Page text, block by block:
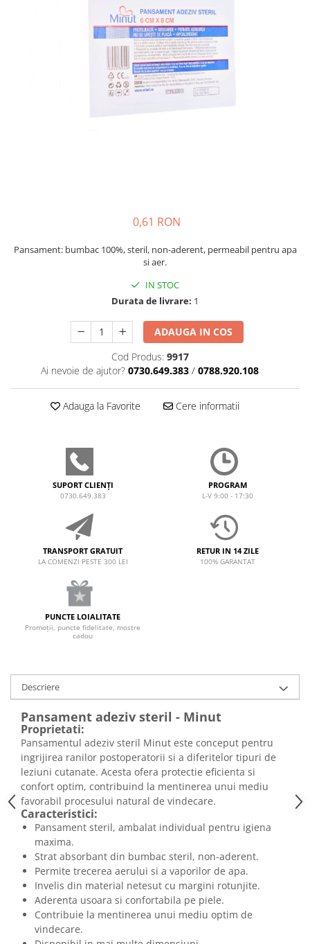
Masti pentru ten si gomaje
Tratamente si seruri pentru ten
Cadite bebe si accesorii baie
Articole igiena dentara copii
Ser fiziologic si comprese sterile
Masti chirurgicale medicale
0,61 RON
Pansament: bumbac 100%, steril, non-aderent, permeabil pentru apa
si aer.
IN STOC
Durata de livrare: 1
ADAUGA IN COS
Cod Produs: 9917
Ai nevoie de ajutor? 0730.649.383 / 0788.920.108
Adauga la Favorite Cere informatii
SUPORT CLIENȚI
0730.649.383
PROGRAM
L-V 9:00 - 17:30
TRANSPORT GRATUIT
LA COMENZI PESTE 300 LEI
RETUR IN 14 ZILE
100% GARANTAT
PUNCTE LOIALITATE
Promoții, puncte fidelitate, mostre
cadou
Descriere
Pansament adeziv steril - Minut
Proprietati:
Pansamentul adeziv steril Minut este conceput pentru
ingrijirea ranilor postoperatorii si a diferitelor tipuri de
leziuni cutanate. Acesta ofera protectie eficienta si
confort optim, contribuind la mentinerea unui mediu
favorabil procesului natural de vindecare.
Caracteristici:
Pansament steril, ambalat individual pentru igiena
maxima.
Strat absorbant din bumbac steril, non-aderent.
Permite trecerea aerului si a vaporilor de apa.
Invelis din material netesut cu margini rotunjite.
Aderenta usoara si confortabila pe piele.
Contribuie la mentinerea unui mediu optim de
vindecare.